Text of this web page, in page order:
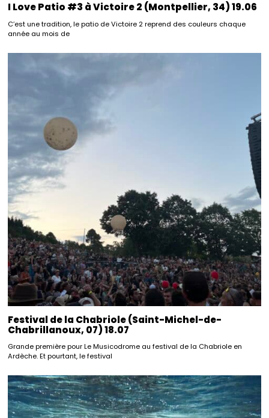
I Love Patio #3 à Victoire 2 (Montpellier, 34) 19.06
C’est une tradition, le patio de Victoire 2 reprend des couleurs chaque
année au mois de
Festival de la Chabriole (Saint-Michel-de-
Chabrillanoux, 07) 18.07
Grande première pour Le Musicodrome au festival de la Chabriole en
Ardèche. Et pourtant, le festival